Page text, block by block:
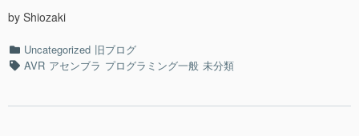
by Shiozaki
カ
テ
Uncategorized 旧ブログ
タ AVR アセンブラ プログラミング一般 未分類